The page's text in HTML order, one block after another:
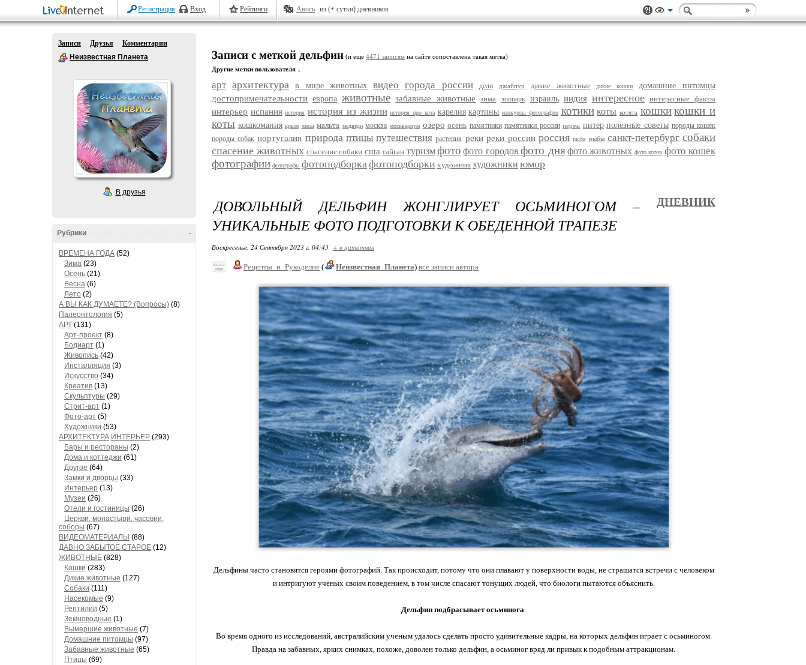
Регистрация Вход Рейтинги Авось из (+ сутки) дневников
Записи Друзья
Комментарии
Неизвестная Планета
В друзья
-
Рубрики
ВРЕМЕНА ГОДА (52)
Зима (23)
Осень (21)
Весна (6)
Лето (2)
А ВЫ КАК ДУМАЕТЕ? (Вопросы) (8)
Палеонтология (5)
АРТ (131)
Арт-проект (8)
Бодиарт (1)
Живопись (42)
Инсталляция (3)
Искусство (34)
Креатив (13)
Скульптуры (29)
Стрит-арт (1)
Фото-арт (5)
Художники (53)
АРХИТЕКТУРА,ИНТЕРЬЕР (293)
Бары и рестораны (2)
Дома и коттеджи (61)
Другое (64)
Замки и дворцы (33)
Интерьер (13)
Музеи (26)
Отели и гостиницы (26)
Церкви, монастыри, часовни,
соборы (67)
ВИДЕОМАТЕРИАЛЫ (88)
ДАВНО ЗАБЫТОЕ СТАРОЕ (12)
ЖИВОТНЫЕ (828)
Кошки (283)
Дикие животные (127)
Собаки (111)
Насекомые (9)
Рептилии (5)
Земноводные (1)
Вымершие животные (7)
Домашние питомцы (97)
Забавные животные (65)
Птицы (69)
Записи с меткой дельфин (и еще 4471 записям на сайте сопоставлена такая метка)
Другие метки пользователя ↓
арт архитектура в мире животных видео города россии дели джайпур дикие животные дикие кошки домашние питомцы
достопримечательности европа животные забавные животные зима зоопарк израиль индия интересное интересные факты
интерьер испания история история из жизни история про кота карелия картины конкурсы фотографии котики коты котята кошки кошки и
коты кошкомания крым лисы мальта медведи москва москвариум озеро осень памятники памятники россии пермь питер полезные советы породы кошек
породы собак португалия природа птицы путешествия растения реки реки россии россия рыба рыбы санкт-петербург собаки
спасение животных спасение собаки сша тайган туризм фото фото городов фото дня фото животных фото котов фото кошек
фотографии фотографы фотоподборкафотоподборки художник художники юмор
ДОВОЛЬНЫЙ ДЕЛЬФИН ЖОНГЛИРУЕТ ОСЬМИНОГОМ –
УНИКАЛЬНЫЕ ФОТО ПОДГОТОВКИ К ОБЕДЕННОЙ ТРАПЕЗЕ
ДНЕВНИК
Воскресенье, 24 Сентября 2023 г. 04:43 + в цитатник
Рецепты_и_Рукоделие ( Неизвестная_Планета) все записи автора
Дельфины часто становятся героями фотографий. Так происходит, потому что они плавают у поверхности воды, не страшатся встречи с человеком
и интригуют ученых своим поведением, в том числе спасают тонущих людей, что биологи пытаются объяснить.
Дельфин подбрасывает осьминога
Во время одного из исследований, австралийским ученым удалось сделать просто удивительные кадры, на которых дельфин играет с осьминогом.
Правда на забавных, ярких снимках, похоже, доволен только дельфин, а осьминог вряд ли привык к подобным аттракционам.